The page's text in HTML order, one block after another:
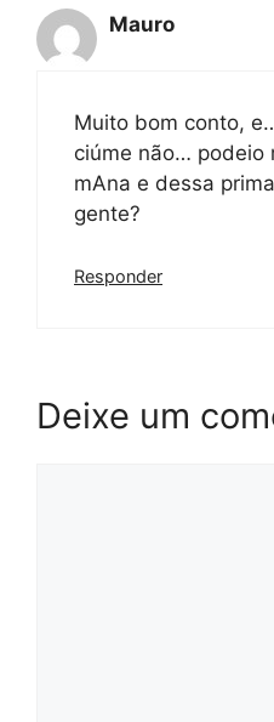
Mauro
Muito bom conto,
ciúme não… podeio
mAna e dessa
gente?
Responder
Deixe um